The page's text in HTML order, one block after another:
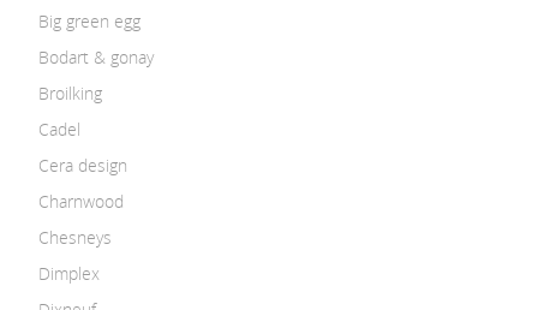
Big green egg
Bodart & gonay
Broilking
Cadel
Cera design
Charnwood
Chesneys
Dimplex